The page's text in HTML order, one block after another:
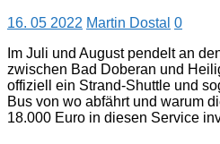
16. 05 2022 Martin Dostal 0
Im Juli und August pendelt an
zwischen Bad Doberan und
offiziell ein Strand-Shuttle und
Bus von wo abfährt und warum
18.000 Euro in diesen Service